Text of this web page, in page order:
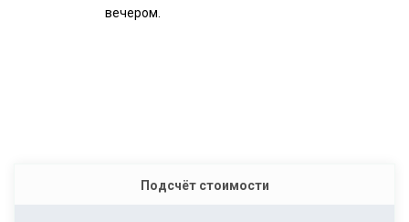
вечером.
Подсчёт стоимости